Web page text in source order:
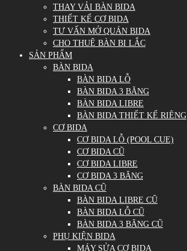
THAY VẢI BÀN BIDA
THIẾT KẾ CƠ BIDA
TƯ VẤN MỞ QUÁN BIDA
CHO THUÊ BÀN BI LẮC
SẢN PHẨM
BÀN BIDA
BÀN BIDA LỖ
BÀN BIDA 3 BĂNG
BÀN BIDA LIBRE
BÀN BIDA THIẾT KẾ RIÊNG
CƠ BIDA
CƠ BIDA LỖ (POOL CUE)
CƠ BIDA CŨ
CƠ BIDA LIBRE
CƠ BIDA 3 BĂNG
BÀN BIDA CŨ
BÀN BIDA LIBRE CŨ
BÀN BIDA LỖ CŨ
BÀN BIDA 3 BĂNG CŨ
PHỤ KIỆN BIDA
MÁY SỬA CƠ BIDA